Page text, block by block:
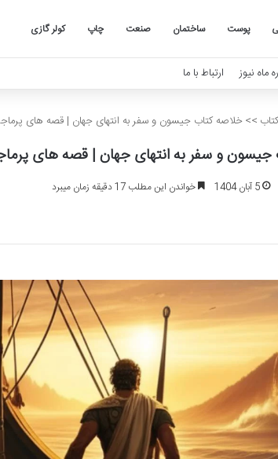
پوست ساختمان صنعت چاپ کولر گازی
ماه نیوز ارتباط با ما
کتاب >> خلاصه کتاب جیسون و سفر به انتهای جهان | قصه های
و سفر به انتهای جهان | قصه های
5 آبان 1404 خواندن این مطلب 17 دقیقه زمان میبرد